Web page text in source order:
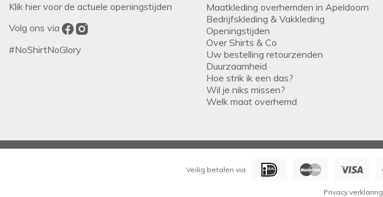
Klik hier voor de actuele openingstijden
Volg ons via
#NoShirtNoGlory
Maatkleding overhemden in Apeldoorn
Bedrijfskleding & Vakkleding
Openingstijden
Over Shirts & Co
Uw bestelling retourzenden
Duurzaamheid
Hoe strik ik een das?
Wil je niks missen?
Welk maat overhemd
Veilig betalen via
Privacy verklaring